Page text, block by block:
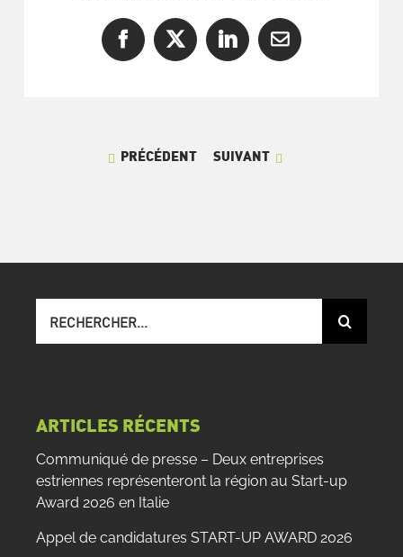
Facebook
X LinkedInCourriel
PRÉCÉDENT SUIVANT
sur
ARTICLES RÉCENTS
Communiqué de presse – Deux entreprises
estriennes représenteront la région au Start-up
Award 2026 en Italie
Appel de candidatures START-UP AWARD 2026